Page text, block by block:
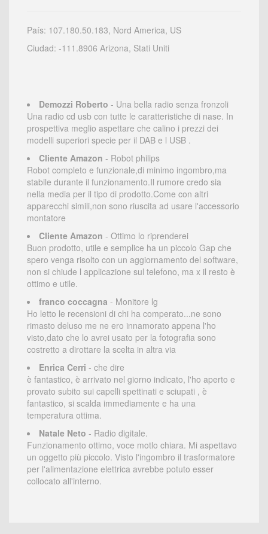
País: 107.180.50.183, Nord America, US
Ciudad: -111.8906 Arizona, Stati Uniti
Demozzi Roberto - Una bella radio senza fronzoli
Una radio cd usb con tutte le caratteristiche di nase. In
prospettiva meglio aspettare che calino i prezzi dei
modelli superiori specie per il DAB e l USB .
Cliente Amazon - Robot philips
Robot completo e funzionale,di minimo ingombro,ma
stabile durante il funzionamento.Il rumore credo sia
nella media per il tipo di prodotto.Come con altri
apparecchi simili,non sono riuscita ad usare l'accessorio
montatore
Cliente Amazon - Ottimo lo riprenderei
Buon prodotto, utile e semplice ha un piccolo Gap che
spero venga risolto con un aggiornamento del software,
non si chiude l applicazione sul telefono, ma x il resto è
ottimo e utile.
franco coccagna - Monitore lg
Ho letto le recensioni di chi ha comperato...ne sono
rimasto deluso me ne ero innamorato appena l'ho
visto,dato che lo avrei usato per la fotografia sono
costretto a dirottare la scelta in altra via
Enrica Cerri - che dire
è fantastico, è arrivato nel giorno indicato, l'ho aperto e
provato subito sui capelli spettinati e sciupati , è
fantastico, si scalda immediamente e ha una
temperatura ottima.
Natale Neto - Radio digitale.
Funzionamento ottimo, voce motlo chiara. Mi aspettavo
un oggetto più piccolo. Visto l'ingombro il trasformatore
per l'alimentazione elettrica avrebbe potuto esser
collocato all'interno.